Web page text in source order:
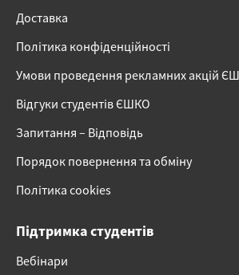
Доставка
Політика конфіденційності
Умови проведення рекламних акцій
Відгуки студентів ЄШКО
Запитання – Відповідь
Порядок повернення та обміну
Політика cookies
Підтримка студентів
Вебінари